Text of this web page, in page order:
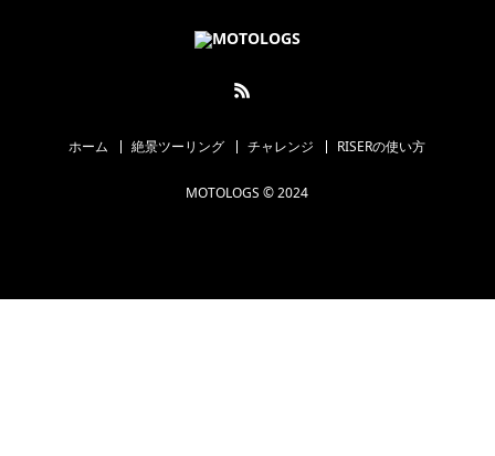
ホーム 絶景ツーリング チャレンジ RISERの使い方
MOTOLOGS © 2024